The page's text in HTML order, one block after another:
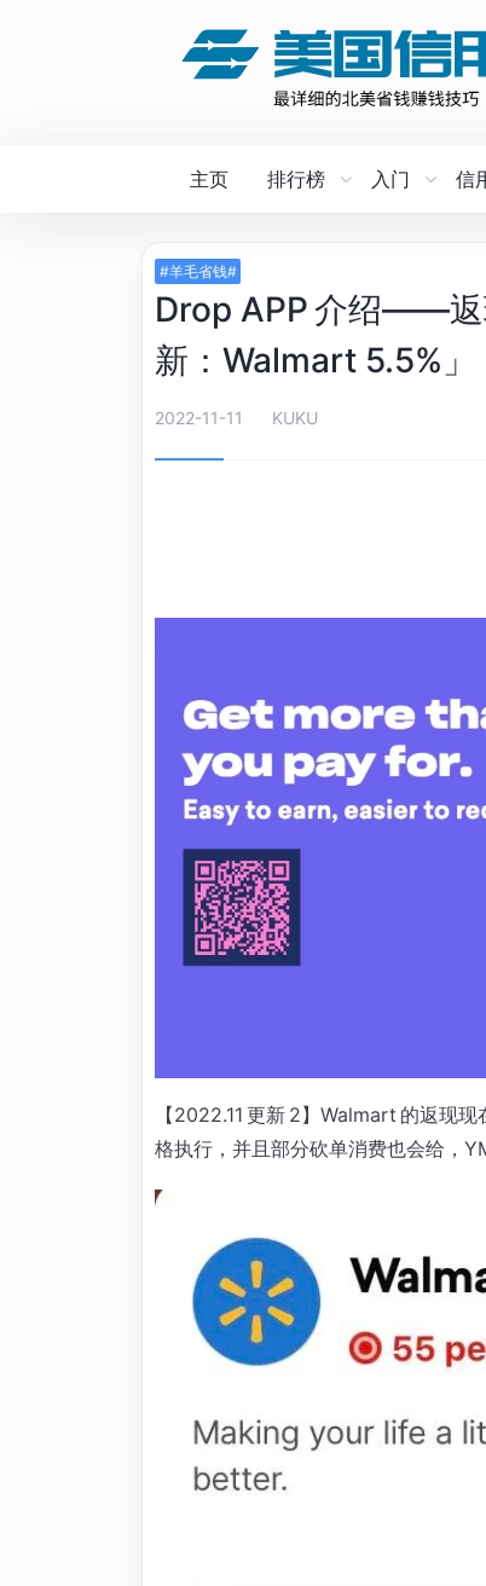
主页 排行榜 入门 信
#羊毛省钱#
Drop APP 介绍——返
新：Walmart 5.5%」
2022-11-11 KUKU
【2022.11 更新 2】Walmart 的返现
格执行，并且部分砍单消费也会给，